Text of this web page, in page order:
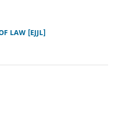
LAW [EJJL]